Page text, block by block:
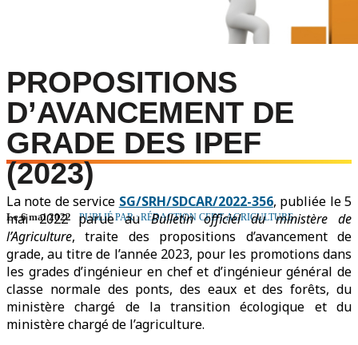
PROPOSITIONS
D’AVANCEMENT DE
GRADE DES IPEF
(2023)
Le 6 mai 2022 PUBLIÉ PAR : RÉDACTION CFDT-AGRICULTURE
La note de service SG/SRH/SDCAR/2022-356, publiée le 5
mai 2022 parue auBulletin officiel du ministère de
l’Agriculture, traite des propositions d’avancement de
grade, au titre de l’année 2023, pour les promotions dans
les grades d’ingénieur en chef et d’ingénieur général de
classe normale des ponts, des eaux et des forêts, du
ministère chargé de la transition écologique et du
ministère chargé de l’agriculture.